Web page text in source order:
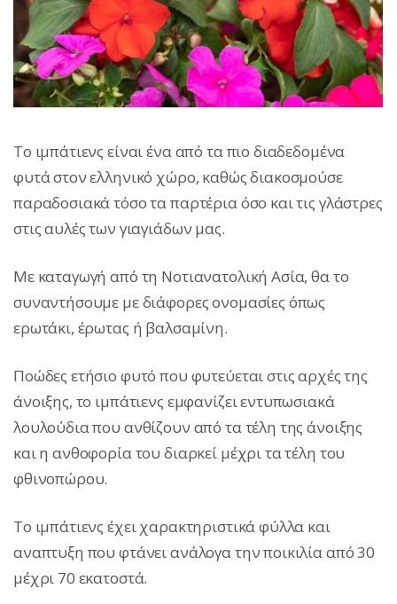
Το ιμπάτιενς είναι ένα από τα πιο διαδεδομένα
φυτά στον ελληνικό χώρο, καθώς διακοσμούσε
παραδοσιακά τόσο τα παρτέρια όσο και τις γλάστρες
στις αυλές των γιαγιάδων μας.
Με καταγωγή από τη Νοτιανατολική Ασία, θα το
συναντήσουμε με διάφορες ονομασίες όπως
ερωτάκι, έρωτας ή βαλσαμίνη.
Ποώδες ετήσιο φυτό που φυτεύεται στις αρχές της
άνοιξης, το ιμπάτιενς εμφανίζει εντυπωσιακά
λουλούδια που ανθίζουν από τα τέλη της άνοιξης
και η ανθοφορία του διαρκεί μέχρι τα τέλη του
φθινοπώρου.
Το ιμπάτιενς έχει χαρακτηριστικά φύλλα και
αναπτυξη που φτάνει ανάλογα την ποικιλία από 30
μέχρι 70 εκατοστά.